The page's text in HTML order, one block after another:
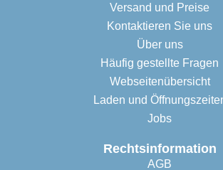
Versand und Preise
Kontaktieren Sie uns
Über uns
Häufig gestellte Fragen
Webseitenübersicht
Laden und
Jobs
Rechtsinformation
AGB